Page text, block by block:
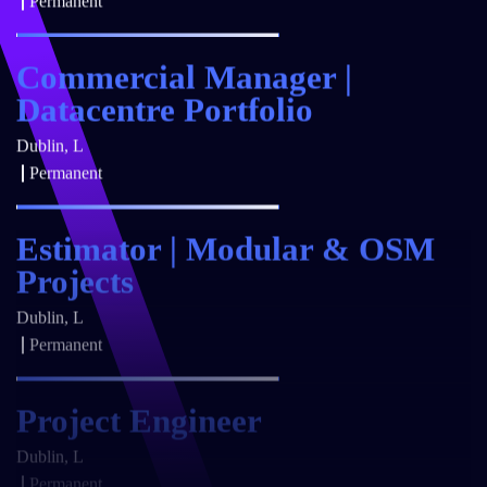
Commercial Manager |
Datacentre Portfolio
Dublin, L
Permanent
Estimator | Modular & OSM
Projects
Dublin, L
Permanent
Project Engineer
Dublin, L
Permanent